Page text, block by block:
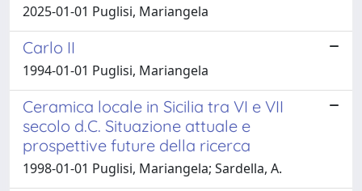
2025-01-01 Puglisi, Mariangela
Carlo II
1994-01-01 Puglisi, Mariangela
Ceramica locale in Sicilia tra VI e VII
secolo d.C. Situazione attuale e
prospettive future della ricerca
1998-01-01 Puglisi, Mariangela; Sardella, A.